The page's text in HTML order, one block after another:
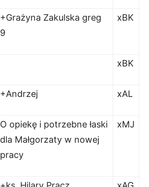
+Grażyna Zakulska greg
9
xBK
xBK
+Andrzej xAL
O opiekę i potrzebne łaski
dla Małgorzaty w nowej
pracy
xMJ